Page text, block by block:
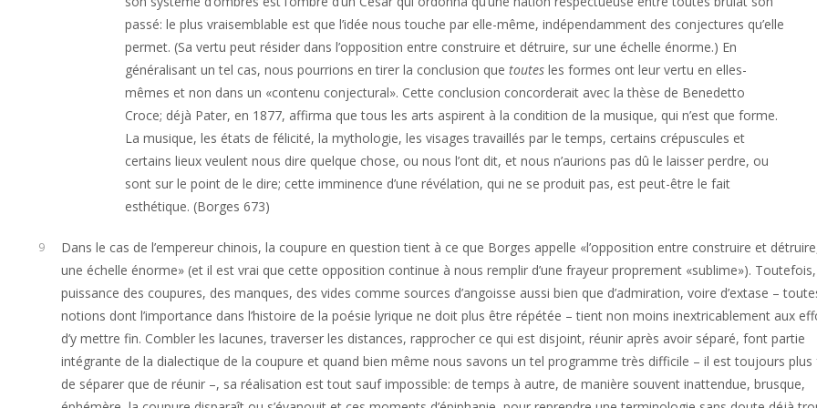
passé: le plus vraisemblable est que l’idée nous touche par elle-même, indépendamment des conjectures qu’elle
permet. (Sa vertu peut résider dans l’opposition entre construire et détruire, sur une échelle énorme.) En
généralisant un tel cas, nous pourrions en tirer la conclusion quetoutes les formes ont leur vertu en elles-
mêmes et non dans un «contenu conjectural». Cette conclusion concorderait avec la thèse de Benedetto
Croce; déjà Pater, en 1877, affirma que tous les arts aspirent à la condition de la musique, qui n’est que forme.
La musique, les états de félicité, la mythologie, les visages travaillés par le temps, certains crépuscules et
certains lieux veulent nous dire quelque chose, ou nous l’ont dit, et nous n’aurions pas dû le laisser perdre, ou
sont sur le point de le dire; cette imminence d’une révélation, qui ne se produit pas, est peut-être le fait
esthétique. (Borges 673)
9
Dans le cas de l’empereur chinois, la coupure en question tient à ce que Borges appelle «l’opposition entre construire et
une échelle énorme» (et il est vrai que cette opposition continue à nous remplir d’une frayeur proprement «sublime»).
puissance des coupures, des manques, des vides comme sources d’angoisse aussi bien que d’admiration, voire d’extase –
notions dont l’importance dans l’histoire de la poésie lyrique ne doit plus être répétée – tient non moins inextricablement aux
d’y mettre fin. Combler les lacunes, traverser les distances, rapprocher ce qui est disjoint, réunir après avoir séparé, font partie
intégrante de la dialectique de la coupure et quand bien même nous savons un tel programme très difficile – il est toujours plus
de séparer que de réunir –, sa réalisation est tout sauf impossible: de temps à autre, de manière souvent inattendue, brusque,